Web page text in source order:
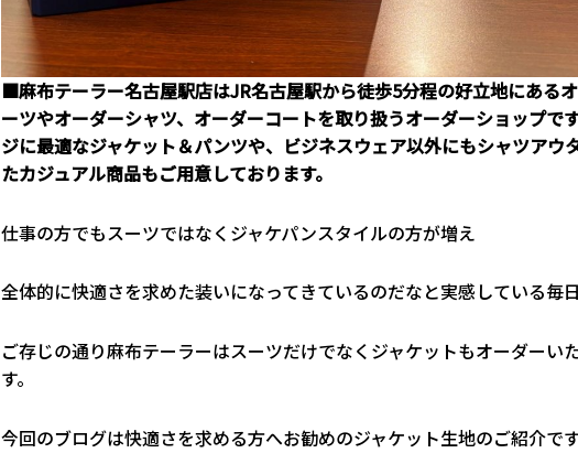
■麻布テーラー名古屋駅店はJR名古屋駅から徒歩5分程の好立地にある
ーツやオーダーシャツ、オーダーコートを取り扱うオーダーショップで
ジに最適なジャケット＆パンツや、ビジネスウェア以外にもシャツアウ
たカジュアル商品もご用意しております。
仕事の方でもスーツではなくジャケパンスタイルの方が増え
全体的に快適さを求めた装いになってきているのだなと実感している毎
ご存じの通り麻布テーラーはスーツだけでなくジャケットもオーダーい
す。
今回のブログは快適さを求める方へお勧めのジャケット生地のご紹介で